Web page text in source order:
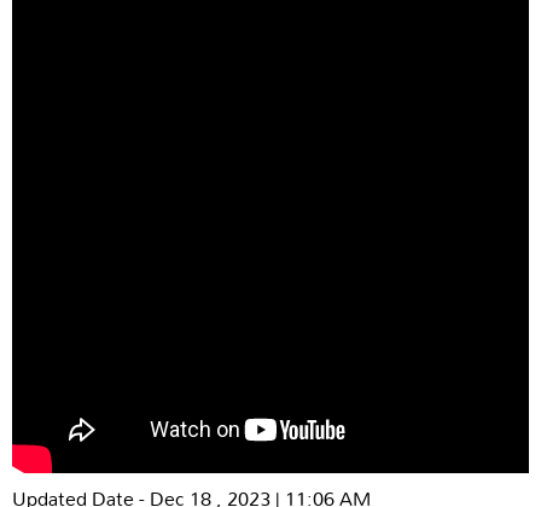
Updated Date - Dec 18 , 2023 | 11:06 AM